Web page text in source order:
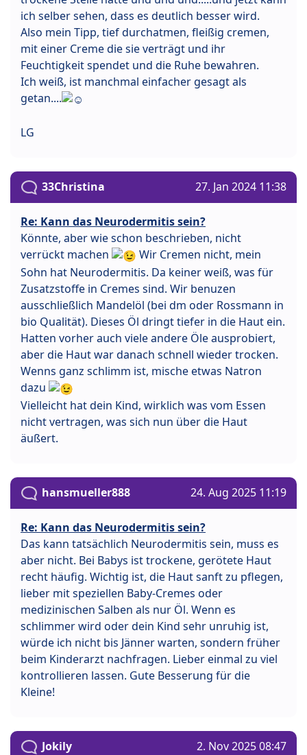
ich selber sehen, dass es deutlich besser wird.
Also mein Tipp, tief durchatmen, fleißig cremen,
mit einer Creme die sie verträgt und ihr
Feuchtigkeit spendet und die Ruhe bewahren.
Ich weiß, ist manchmal einfacher gesagt als
getan....
LG
33Christina 27. Jan 2024 11:38
Re: Kann das Neurodermitis sein?
Könnte, aber wie schon beschrieben, nicht
verrückt machen
Wir Cremen nicht, mein
Sohn hat Neurodermitis. Da keiner weiß, was für
Zusatzstoffe in Cremes sind. Wir benuzen
ausschließlich Mandelöl (bei dm oder Rossmann in
bio Qualität). Dieses Öl dringt tiefer in die Haut ein.
Hatten vorher auch viele andere Öle ausprobiert,
aber die Haut war danach schnell wieder trocken.
Wenns ganz schlimm ist, mische etwas Natron
dazu
Vielleicht hat dein Kind, wirklich was vom Essen
nicht vertragen, was sich nun über die Haut
äußert.
hansmueller888 24. Aug 2025 11:19
Re: Kann das Neurodermitis sein?
Das kann tatsächlich Neurodermitis sein, muss es
aber nicht. Bei Babys ist trockene, gerötete Haut
recht häufig. Wichtig ist, die Haut sanft zu pflegen,
lieber mit speziellen Baby-Cremes oder
medizinischen Salben als nur Öl. Wenn es
schlimmer wird oder dein Kind sehr unruhig ist,
würde ich nicht bis Jänner warten, sondern früher
beim Kinderarzt nachfragen. Lieber einmal zu viel
kontrollieren lassen. Gute Besserung für die
Kleine!
Jokily 2. Nov 2025 08:47